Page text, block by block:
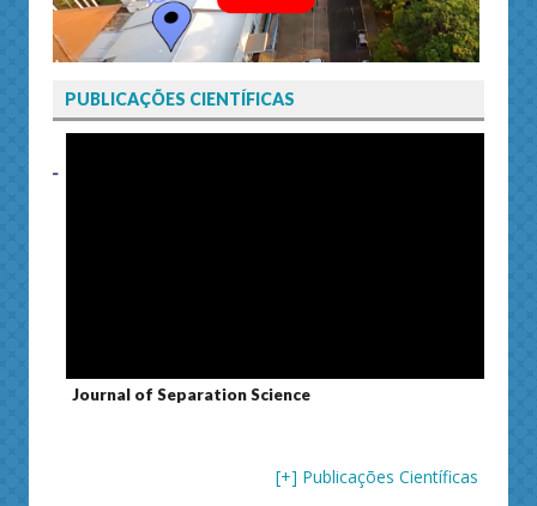
PUBLICAÇÕES CIENTÍFICAS
Journal of Separation Science
[+] Publicações Científicas